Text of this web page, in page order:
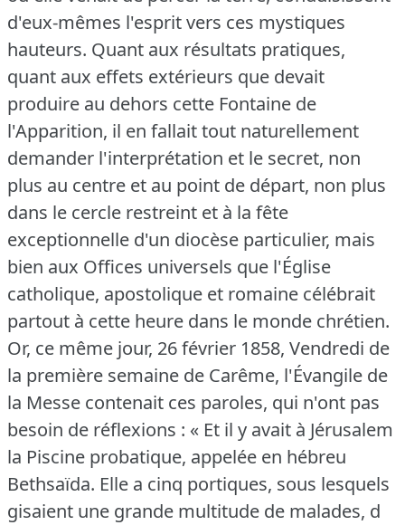
d'eux-mêmes l'esprit vers ces mystiques
hauteurs. Quant aux résultats pratiques,
quant aux effets extérieurs que devait
produire au dehors cette Fontaine de
l'Apparition, il en fallait tout naturellement
demander l'interprétation et le secret, non
plus au centre et au point de départ, non plus
dans le cercle restreint et à la fête
exceptionnelle d'un diocèse particulier, mais
bien aux Offices universels que l'Église
catholique, apostolique et romaine célébrait
partout à cette heure dans le monde chrétien.
Or, ce même jour, 26 février 1858, Vendredi de
la première semaine de Carême, l'Évangile de
la Messe contenait ces paroles, qui n'ont pas
besoin de réflexions : « Et il y avait à Jérusalem
la Piscine probatique, appelée en hébreu
Bethsaïda. Elle a cinq portiques, sous lesquels
gisaient une grande multitude de malades, d